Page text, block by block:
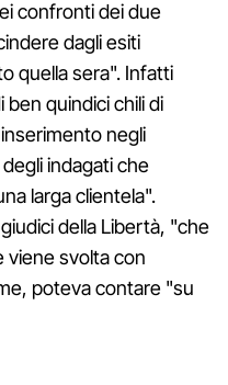
confronti dei due
dagli esiti
quella sera". Infatti
quindici chili di
negli
indagati che
larga clientela".
della Libertà, "che
viene svolta con
poteva contare "su